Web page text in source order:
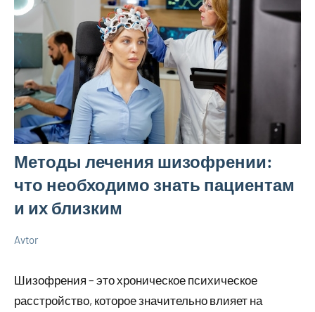
Методы лечения шизофрении:
что необходимо знать пациентам
и их близким
2025
Avtor
Шизофрения – это хроническое психическое
расстройство, которое значительно влияет на